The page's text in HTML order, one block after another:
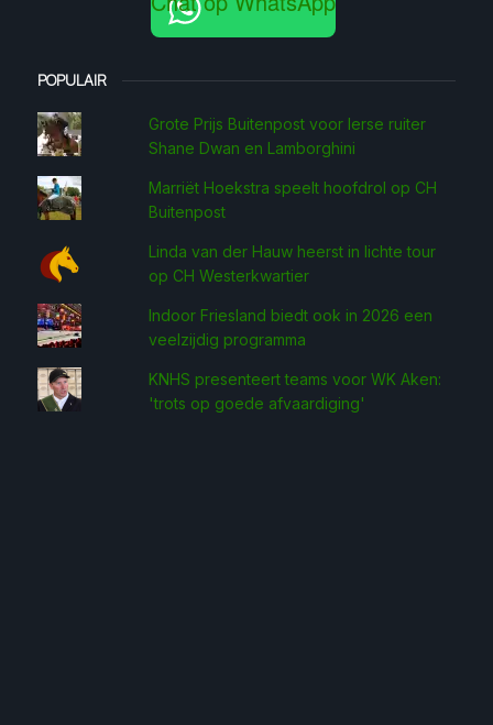
POPULAIR
Grote Prijs Buitenpost voor Ierse ruiter
Shane Dwan en Lamborghini
Marriët Hoekstra speelt hoofdrol op CH
Buitenpost
Linda van der Hauw heerst in lichte tour
op CH Westerkwartier
Indoor Friesland biedt ook in 2026 een
veelzijdig programma
KNHS presenteert teams voor WK Aken:
'trots op goede afvaardiging'